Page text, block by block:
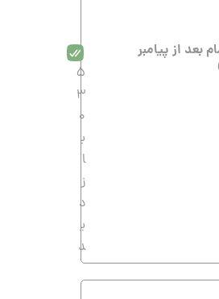
بعد از پیامبر
5
3
0
ب
ا
ز
د
ی
د